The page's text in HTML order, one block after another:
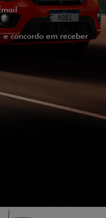
e concordo em receber